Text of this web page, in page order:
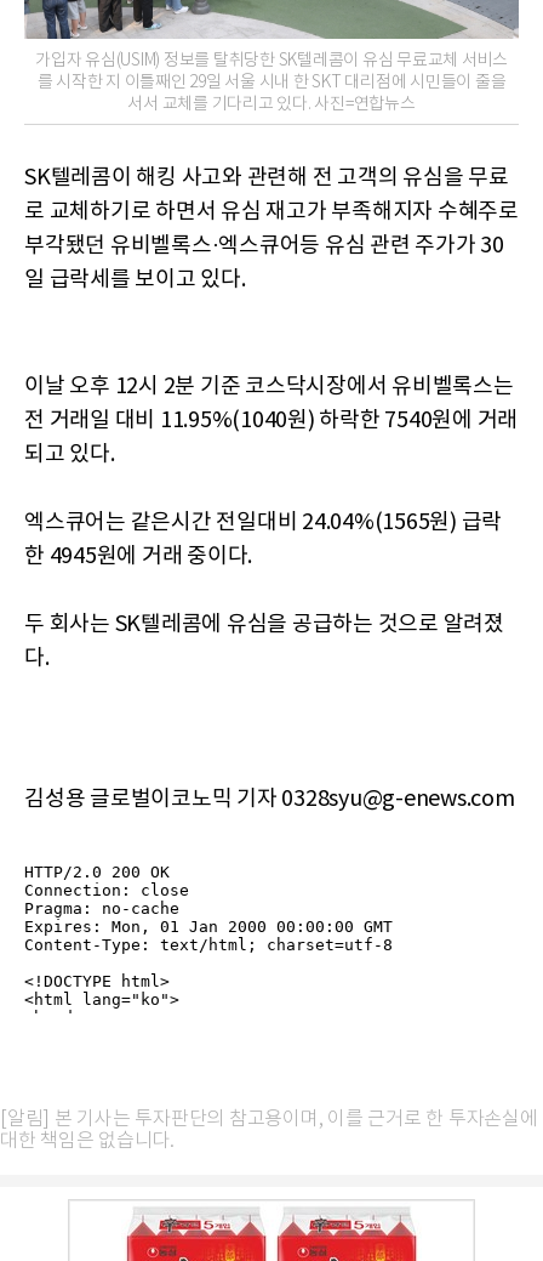
가입자 유심(USIM) 정보를 탈취당한 SK텔레콤이 유심 무료교체 서비스
를 시작한 지 이틀째인 29일 서울 시내 한 SKT 대리점에 시민들이 줄을
서서 교체를 기다리고 있다. 사진=연합뉴스
SK텔레콤이 해킹 사고와 관련해 전 고객의 유심을 무료
로 교체하기로 하면서 유심 재고가 부족해지자 수혜주로
부각됐던 유비벨록스·엑스큐어등 유심 관련 주가가 30
일 급락세를 보이고 있다.
이날 오후 12시 2분 기준 코스닥시장에서 유비벨록스는
전 거래일 대비 11.95%(1040원) 하락한 7540원에 거래
되고 있다.
엑스큐어는 같은시간 전일대비 24.04%(1565원) 급락
한 4945원에 거래 중이다.
두 회사는 SK텔레콤에 유심을 공급하는 것으로 알려졌
다.
김성용 글로벌이코노믹 기자 0328syu@g-enews.com
[알림] 본 기사는 투자판단의 참고용이며, 이를 근거로 한 투자손실에
대한 책임은 없습니다.